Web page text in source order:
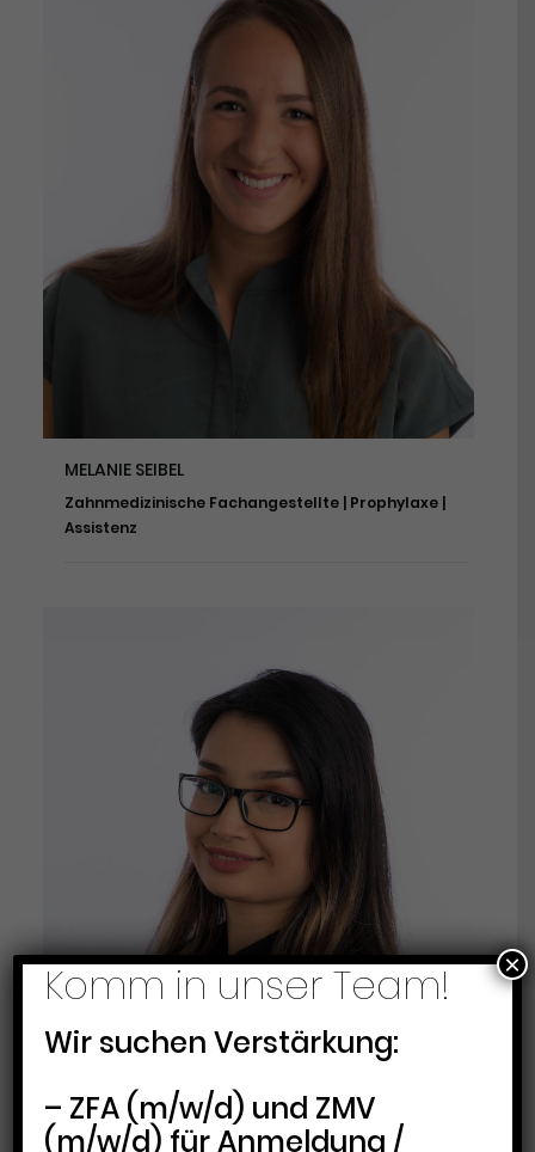
MELANIE SEIBEL
Zahnmedizinische Fachangestellte | Prophylaxe |
Assistenz
SOHEYLA MIRAHMADI (IN BABYPAUSE)
Komm in unser Team!
Wir suchen Verstärkung:
– ZFA (m/w/d) und ZMV
(m/w/d) für Anmeldung /
×